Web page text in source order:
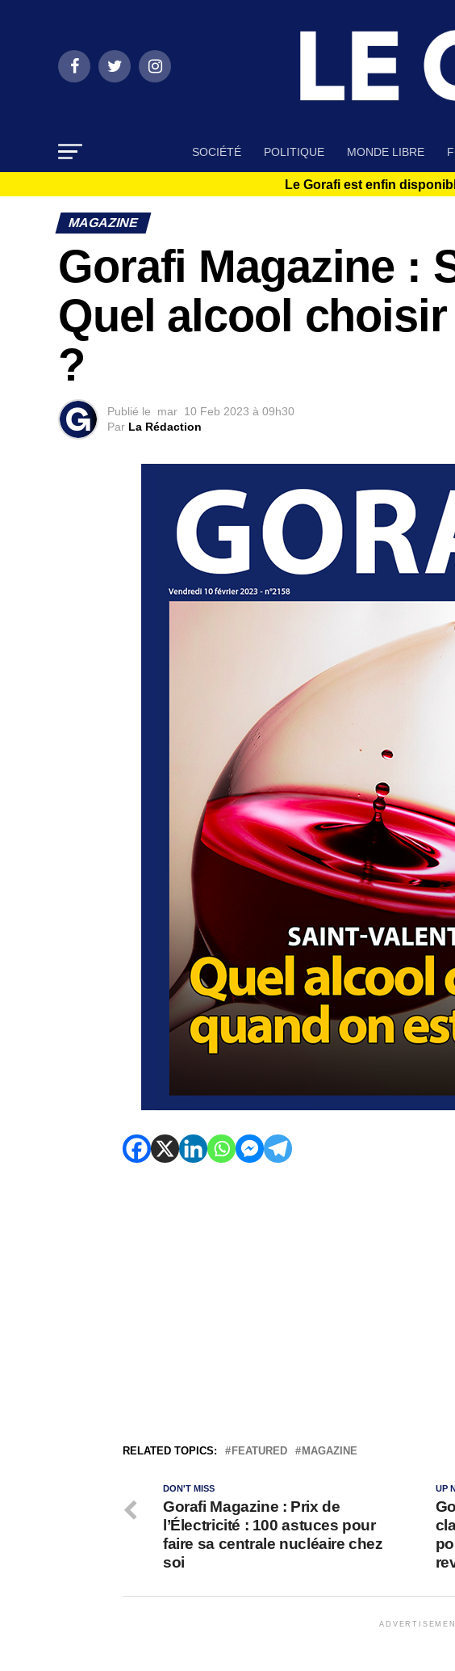
SOCIÉTÉ POLITIQUE MONDE LIBRE
Le Gorafi est enfin
MAGAZINE
Gorafi Magazine :
Quel alcool
?
Publié le mar 10 Feb 2023 à 09h30
Par La Rédaction
RELATED TOPICS: FEATURED MAGAZINE
UP
DON'T MISS
Gorafi Magazine : Prix de
l’Électricité : 100 astuces pour
faire sa centrale nucléaire chez
soi